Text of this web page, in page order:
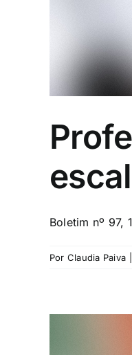
Boletim nº 97,
Por Claudia Paiva